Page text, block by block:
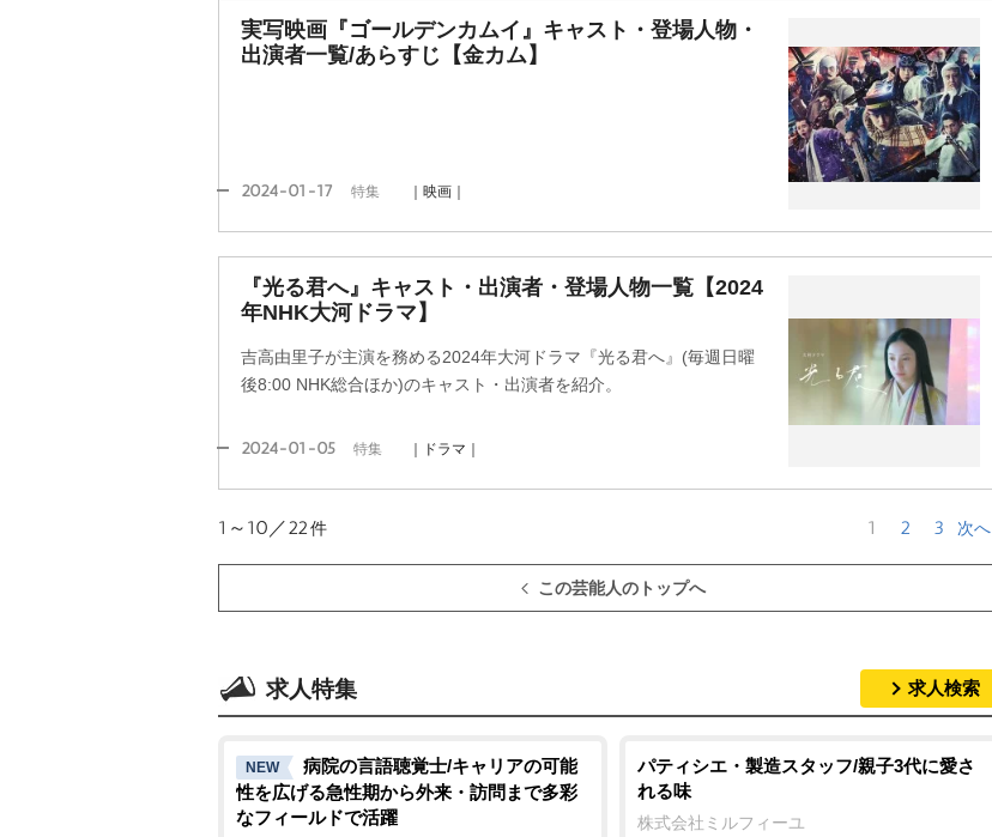
実写映画『ゴールデンカムイ』キャスト・登場人物・
出演者一覧/あらすじ【金カム】
2024-01-17 特集 ｜映画｜
『光る君へ』キャスト・出演者・登場人物一覧【2024
年NHK大河ドラマ】
吉高由里子が主演を務める2024年大河ドラマ『光る君へ』(毎週日曜
後8:00 NHK総合ほか)のキャスト・出演者を紹介。
2024-01-05 特集 ｜ドラマ｜
1～10／22件 1 2 3 次へ
この芸能人のトップへ
求人特集 求人検索
NEW
病院の言語聴覚士/キャリアの可能
性を広げる急性期から外来・訪問まで多彩
なフィールドで活躍
パティシエ・製造スタッフ/親子3代に愛さ
れる味
株式会社ミルフィーユ